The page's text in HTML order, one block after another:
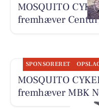
MOSQUITO
fremhæver
SPONSORERET
MOSQUITO
fremhæver MBK